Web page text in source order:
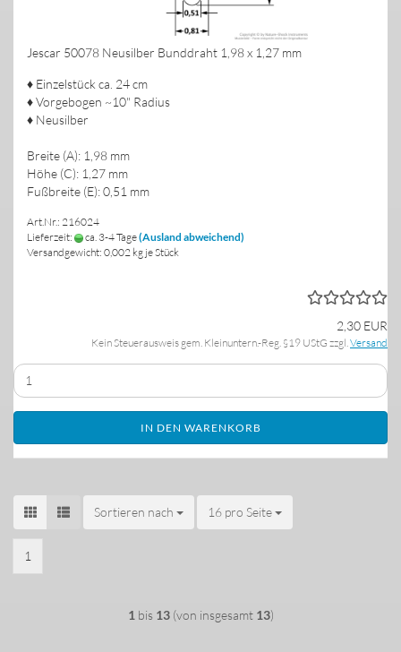
Jescar 50078 Neusilber Bunddraht 1,98 x 1,27 mm
♦ Einzelstück ca. 24 cm
♦ Vorgebogen ~10" Radius
♦ Neusilber
Breite (A): 1,98 mm
Höhe (C): 1,27 mm
Fußbreite (E): 0,51 mm
Art.Nr.: 216024
Lieferzeit:
ca. 3-4 Tage(Ausland abweichend)
Versandgewicht: 0,002 kg je Stück
2,30 EUR
Kein Steuerausweis gem. Kleinuntern.-Reg. §19 UStG zzgl. Versand
IN DEN WARENKORB
Sortieren nach
Sortieren nach 16 pro Seite
pro Seite
1
1 bis 13(von insgesamt 13)